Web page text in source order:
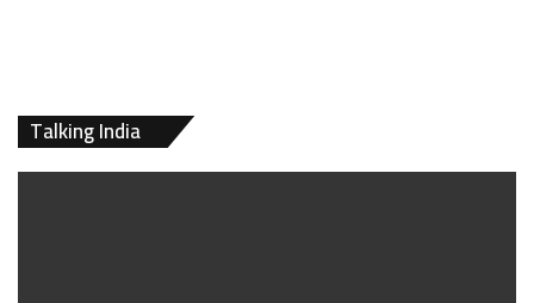
Talking India